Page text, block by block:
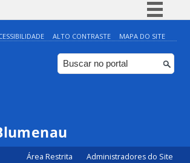
Simplifique!
Comunica BR
Participe
ALTO CONTRASTE MAPA DO SITE
Área Restrita Administradores do Site